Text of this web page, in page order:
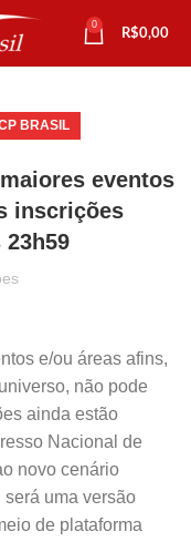
0
R$0,00
BRASIL
eventos
inscrições
e/ou áreas afins,
não pode
ainda estão
Nacional de
novo cenário
uma versão
de plataforma